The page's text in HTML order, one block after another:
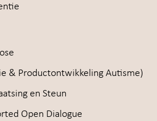
& Productontwikkeling Autisme)
en Steun
Open Dialogue